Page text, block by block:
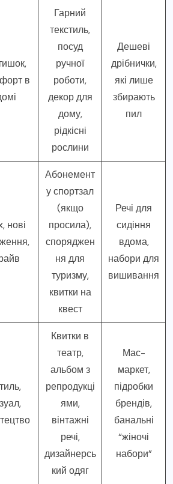
в
Гарний
текстиль,
посуд
ручної
роботи,
декор для
дому,
рідкісні
рослини
Дешеві
дрібнички,
які лише
збирають
пил
нові
Абонемент
у спортзал
(якщо
просила),
споряджен
ня для
туризму,
квитки на
квест
Речі для
сидіння
вдома,
набори для
вишивання
Квитки в
театр,
альбом з
репродукці
ями,
вінтажні
речі,
дизайнерсь
кий одяг
Мас-
маркет,
підробки
брендів,
банальні
“жіночі
набори”